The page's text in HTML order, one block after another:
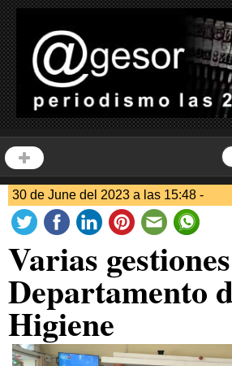
30 de June del 2023 a las 15:48 -
Varias
Departamento
Higiene